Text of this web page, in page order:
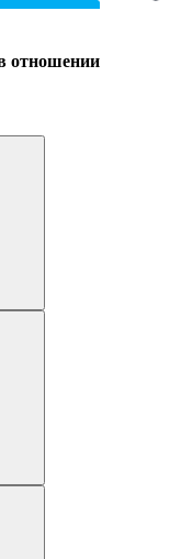
отношении